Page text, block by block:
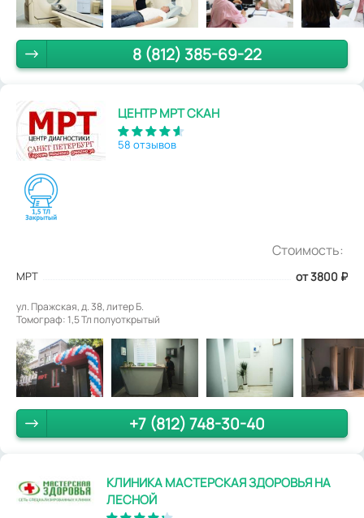
8 (812) 385-69-22
ЦЕНТР МРТ СКАН
58 отзывов
Стоимость:
МРТ от 3800 ₽
ул. Пражская, д. 38, литер Б.
Томограф: 1,5 Тл полуоткрытый
+7 (812) 748-30-40
КЛИНИКА МАСТЕРСКАЯ ЗДОРОВЬЯ НА
ЛЕСНОЙ